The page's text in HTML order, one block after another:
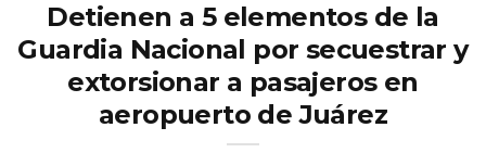
Detienen a 5 elementos de la
Guardia Nacional por secuestrar y
extorsionar a pasajeros en
aeropuerto de Juárez